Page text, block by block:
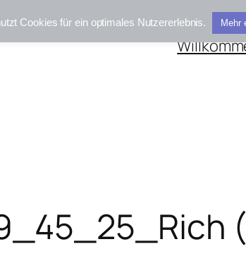
Cookies für ein optimales Nutzererlebnis. Mehr